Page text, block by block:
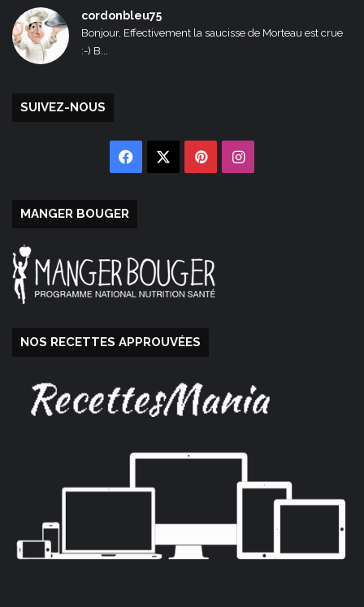
cordonbleu75
Bonjour, Effectivement la saucisse de Morteau est crue
:-) B...
SUIVEZ-NOUS
Facebook PinterestInstagram
MANGER BOUGER
NOS RECETTES APPROUVÉES